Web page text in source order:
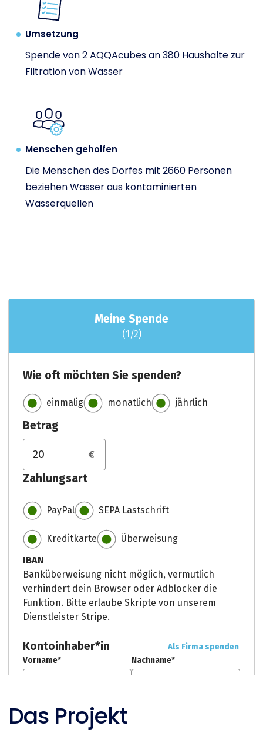
Umsetzung
Spende von 2 AQQAcubes an 380 Haushalte zur
Filtration von Wasser
Menschen geholfen
Die Menschen des Dorfes mit 2660 Personen
beziehen Wasser aus kontaminierten
Wasserquellen
Das Projekt